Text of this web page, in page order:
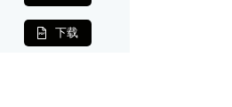
下载